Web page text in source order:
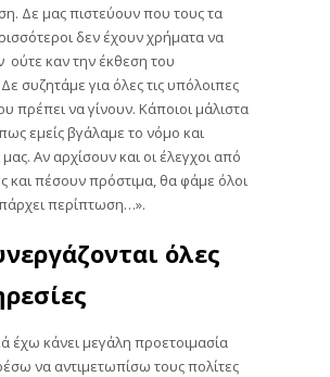
Δε μας πιστεύουν που τους τα
δεν έχουν χρήματα να
καν την έκθεση του
συζητάμε για όλες τις υπόλοιπες
πρέπει να γίνουν. Κάποιοι μάλιστα
εμείς βγάλαμε το νόμο και
Αν αρχίσουν και οι έλεγχοι από
και πέσουν πρόστιμα, θα φάμε όλοι
περίπτωση…».
όλες
έχω κάνει μεγάλη προετοιμασία
να αντιμετωπίσω τους πολίτες